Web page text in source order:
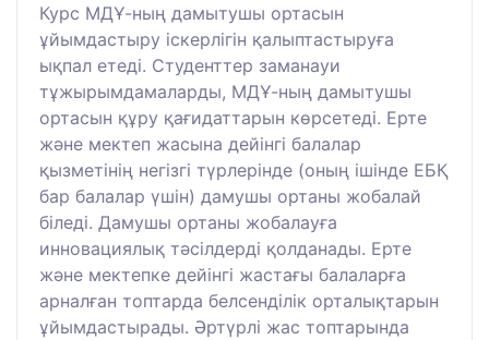
Курс МДҰ-ның дамытушы ортасын
ұйымдастыру іскерлігін қалыптастыруға
ықпал етеді. Студенттер заманауи
тұжырымдамаларды, МДҰ-ның дамытушы
ортасын құру қағидаттарын көрсетеді. Ерте
және мектеп жасына дейінгі балалар
қызметінің негізгі түрлерінде (оның ішінде ЕБҚ
бар балалар үшін) дамушы ортаны жобалай
біледі. Дамушы ортаны жобалауға
инновациялық тәсілдерді қолданады. Ерте
және мектепке дейінгі жастағы балаларға
арналған топтарда белсенділік орталықтарын
ұйымдастырады. Әртүрлі жас топтарында